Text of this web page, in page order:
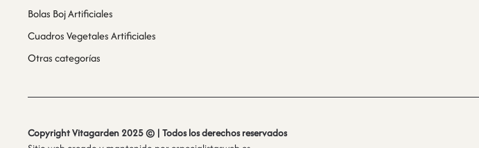
Bolas Boj Artificiales
Cuadros Vegetales Artificiales
Otras categorías
Copyright Vitagarden 2025 © | Todos los derechos reservados